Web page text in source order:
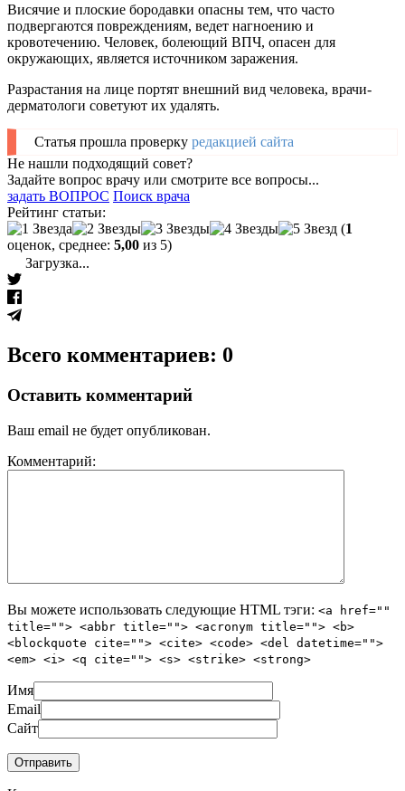
Висячие и плоские бородавки опасны тем, что часто
подвергаются повреждениям, ведет нагноению и
кровотечению. Человек, болеющий ВПЧ, опасен для
окружающих, является источником заражения.
Разрастания на лице портят внешний вид человека, врачи-
дерматологи советуют их удалять.
Статья прошла проверку редакцией сайта
Не нашли подходящий совет?
Задайте вопрос врачу или смотрите все вопросы...
задать ВОПРОС Поиск врача
Рейтинг статьи:
(1
оценок, среднее: 5,00 из 5)
Загрузка...
Всего комментариев: 0
Оставить комментарий
Ваш email не будет опубликован.
Комментарий:
Вы можете использовать следующие HTML тэги: <a href=""
title=""> <abbr title=""> <acronym title=""> <b>
<blockquote cite=""> <cite> <code> <del datetime="">
<em> <i> <q cite=""> <s> <strike> <strong>
Имя
Email
Сайт